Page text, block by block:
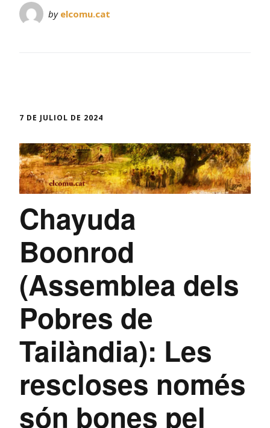
by elcomu.cat
7 DE JULIOL DE 2024
Chayuda
Boonrod
(Assemblea dels
Pobres de
Tailàndia): Les
rescloses només
són bones pel